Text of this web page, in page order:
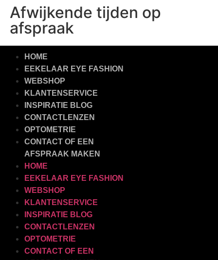
Afwijkende tijden op
afspraak
HOME
EEKELAAR EYE FASHION
WEBSHOP
KLANTENSERVICE
INSPIRATIE BLOG
CONTACTLENZEN
OPTOMETRIE
CONTACT OF EEN
AFSPRAAK MAKEN
HOME
EEKELAAR EYE FASHION
WEBSHOP
KLANTENSERVICE
INSPIRATIE BLOG
CONTACTLENZEN
OPTOMETRIE
CONTACT OF EEN